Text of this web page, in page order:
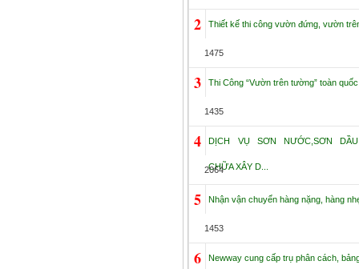
2 Thiết kế thi công vườn đứng, vườn
1475
3 Thi Công “Vườn trên tường” toàn quốc
1435
4 DỊCH VỤ SƠN NƯỚC,SƠN
CHỮA XÂY D...
2064
5 Nhận vận chuyển hàng nặng, hàng
1453
6 Newway cung cấp trụ phân cách,